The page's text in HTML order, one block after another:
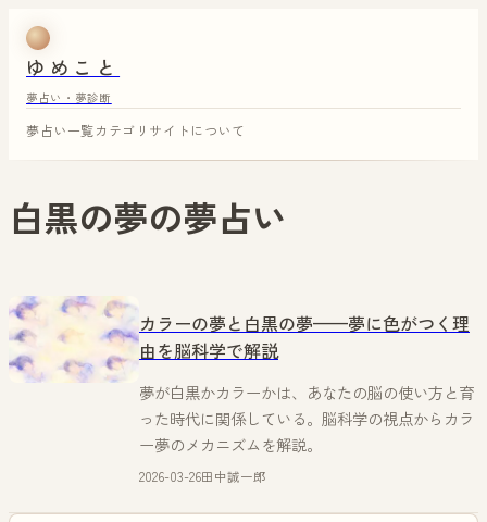
ゆめこと
夢占い・夢診断
夢占い一覧カテゴリ サイトについて
白黒の夢の夢占い
カラーの夢と白黒の夢——夢に色がつく理
由を脳科学で解説
夢が白黒かカラーかは、あなたの脳の使い方と育
った時代に関係している。脳科学の視点からカラ
ー夢のメカニズムを解説。
2026-03-26田中誠一郎